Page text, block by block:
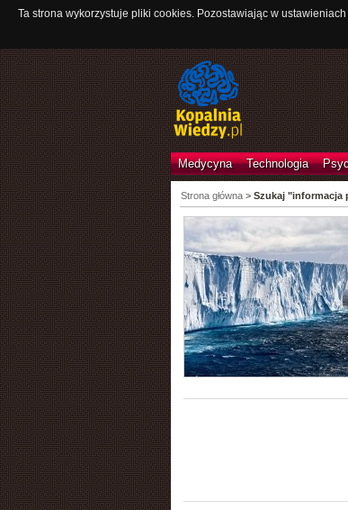
Ta strona wykorzystuje pliki cookies. Pozostawiając w
Medycyna Technologia
Strona główna> Szukaj "informacja